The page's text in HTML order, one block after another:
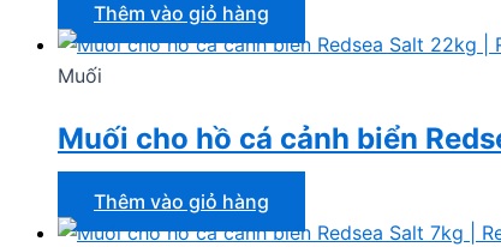
Thêm vào giỏ hàng
Muối
Muối cho hồ cá cảnh biển
Thêm vào giỏ hàng